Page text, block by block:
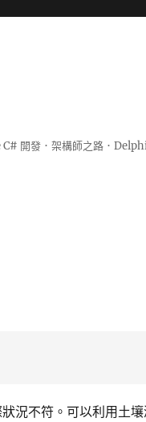
開發．架構師之路．
況不符。可以利用土